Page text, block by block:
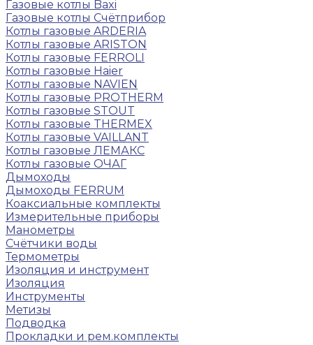
Газовые котлы Baxi
Газовые котлы Счётприбор
Котлы газовые ARDERIA
Котлы газовые ARISTON
Котлы газовые FERROLI
Котлы газовые Haier
Котлы газовые NAVIEN
Котлы газовые PROTHERM
Котлы газовые STOUT
Котлы газовые THERMEX
Котлы газовые VAILLANT
Котлы газовые ЛЕМАКС
Котлы газовые ОЧАГ
Дымоходы
Дымоходы FERRUM
Коаксиальные комплекты
Измерительные приборы
Манометры
Счётчики воды
Термометры
Изоляция и инструмент
Изоляция
Инструменты
Метизы
Подводка
Прокладки и рем.комплекты